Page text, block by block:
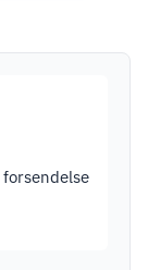
kr.inkl.